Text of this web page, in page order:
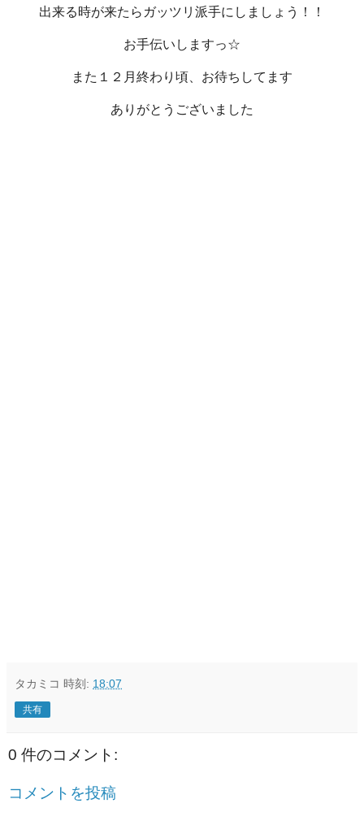
出来る時が来たらガッツリ派手にしましょう！！
お手伝いしますっ☆
また１２月終わり頃、お待ちしてます
ありがとうございました
タカミコ 時刻: 18:07
共有
0 件のコメント:
コメントを投稿